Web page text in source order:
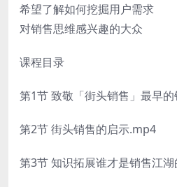
希望了解如何挖掘用户需求
对销售思维感兴趣的大众
课程目录
第1节 致敬「街头销售」最早
第2节 街头销售的启示.mp4
第3节 知识拓展谁才是销售江